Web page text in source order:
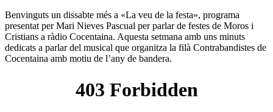
Benvinguts un dissabte més a «La veu de la festa», programa
presentat per Mari Nieves Pascual per parlar de festes de Moros i
Cristians a ràdio Cocentaina. Aquesta setmana amb uns minuts
dedicats a parlar del musical que organitza la filà Contrabandistes de
Cocentaina amb motiu de l’any de bandera.